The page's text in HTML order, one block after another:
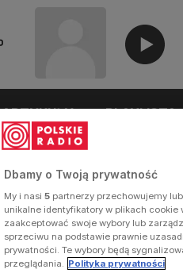
ARTYKUŁY PLAYLISTA
Dbamy o Twoją prywatność
My i nasi 5 partnerzy przechowujemy
unikalne identyfikatory w plikach
zaakceptować swoje wybory lub
sprzeciwu na podstawie prawnie
prywatności. Te wybory będą
przeglądania. Polityka prywatności